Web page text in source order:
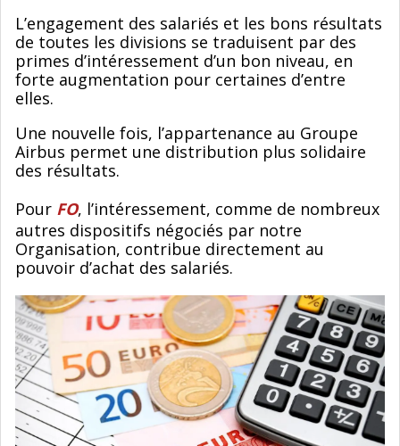
L’engagement des salariés et les bons résultats
de toutes les divisions se traduisent par des
primes d’intéressement d’un bon niveau, en
forte augmentation pour certaines d’entre
elles.
Une nouvelle fois, l’appartenance au Groupe
Airbus permet une distribution plus solidaire
des résultats.
Pour FO, l’intéressement, comme de nombreux
autres dispositifs négociés par notre
Organisation, contribue directement au
pouvoir d’achat des salariés.